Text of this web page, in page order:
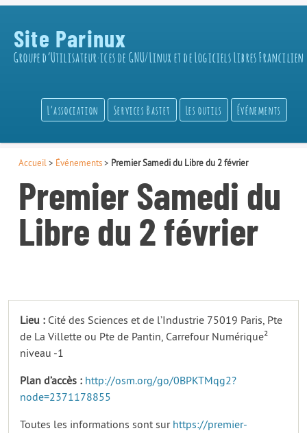
Site Parinux
Groupe d’Utilisateur·ices de GNU/Linux et de Logiciels Libres Francilien
L’association Services Bastet Les outils Événements
Accueil > Événements> Premier Samedi du Libre du 2 février
Premier Samedi du
Libre du 2 février
Lieu : Cité des Sciences et de l’Industrie 75019 Paris, Pte
de La Villette ou Pte de Pantin, Carrefour Numérique²
niveau -1
Plan d’accès : http://osm.org/go/0BPKTMqg2?
node=2371178855
Toutes les informations sont sur https://premier-